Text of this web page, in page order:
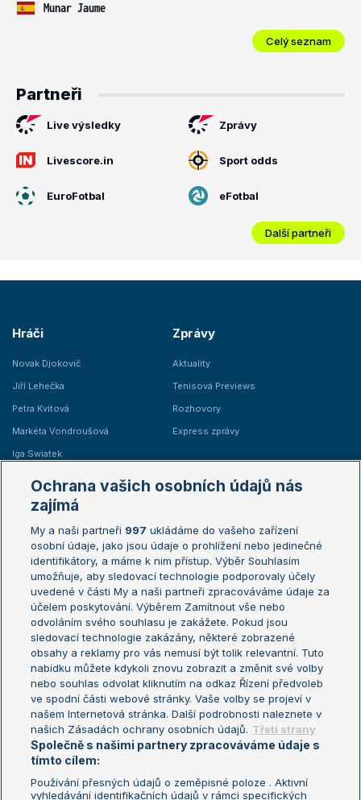
Munar Jaume
Celý seznam
Partneři
Live výsledky Zprávy
Livescore.in Sport odds
EuroFotbal eFotbal
Další partneři
Hráči
Novak Djokovič
Jiří Lehečka
Petra Kvitová
Markéta Vondroušová
Iga Swiatek
Zprávy
Aktuality
Tenisová Previews
Rozhovory
Express zprávy
Žebříčky
Žebříček ATP (muži)
Žebříček WTA (ženy)
Sázkařský žebříček
Australian Open
French Open
Wimbledon
US Open
Turnaj mistrů
Turnaj mistryň
Aktualní trendy
Fotbalové přestupy
Livesport Daily
LS Prague Open
Ochrana vašich osobních údajů nás
zajímá
My a naši partneři 997 ukládáme do vašeho zařízení
osobní údaje, jako jsou údaje o prohlížení nebo jedinečné
identifikátory, a máme k nim přístup. Výběr Souhlasím
umožňuje, aby sledovací technologie podporovaly účely
uvedené v části My a naši partneři zpracováváme údaje za
účelem poskytování. Výběrem Zamítnout vše nebo
odvoláním svého souhlasu je zakážete. Pokud jsou
sledovací technologie zakázány, některé zobrazené
obsahy a reklamy pro vás nemusí být tolik relevantní. Tuto
nabídku můžete kdykoli znovu zobrazit a změnit své volby
nebo souhlas odvolat kliknutím na odkaz Řízení předvoleb
ve spodní části webové stránky. Vaše volby se projeví v
našem Internetová stránka. Další podrobnosti naleznete v
našich Zásadách ochrany osobních údajů. Třetí strany
Společně s našimi partnery zpracováváme údaje s
tímto cílem:
Používání přesných údajů o zeměpisné poloze . Aktivní
vyhledávání identifikačních údajů v rámci specifických